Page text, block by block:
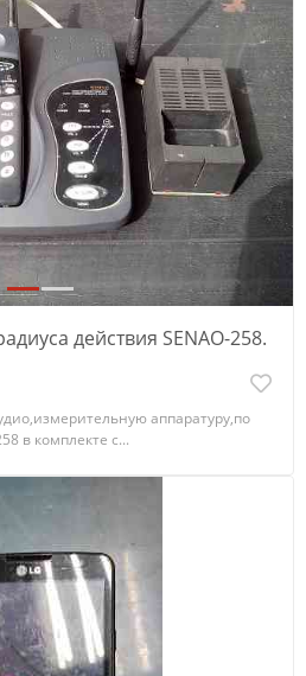
действия SENAO-258.
аппаратуру,по
в комплекте с...